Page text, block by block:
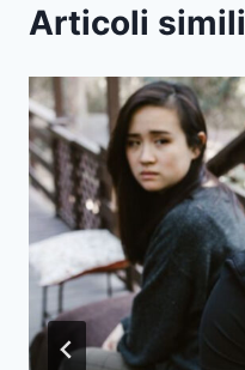
Articoli simili